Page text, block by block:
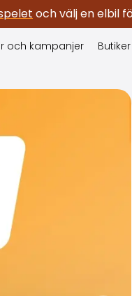
och välj en elbil
och kampanjer Butiker